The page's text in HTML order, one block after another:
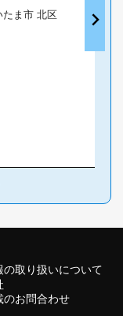
たま市 北区
の取り扱いについて
のお問合わせ